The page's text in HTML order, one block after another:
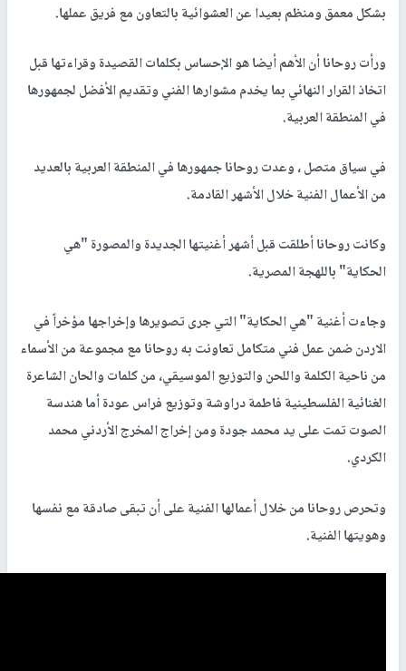
بشكل معمق ومنظم بعيدا عن العشوائية بالتعاون مع فريق عملها.
ورأت روحانا أن الأهم أيضا هو الإحساس بكلمات القصيدة وقراءتها قبل
اتخاذ القرار النهائي بما يخدم مشوارها الفني وتقديم الأفضل لجمهورها
في المنطقة العربية.
في سياق متصل ، وعدت روحانا جمهورها في المنطقة العربية بالعديد
من الأعمال الفنية خلال الأشهر القادمة.
وكانت روحانا أطلقت قبل أشهر أغنيتها الجديدة والمصورة "هي
الحكاية" باللهجة المصرية.
وجاءت أغنية "هي الحكاية" التي جرى تصويرها وإخراجها مؤخراً في
الاردن ضمن عمل فني متكامل تعاونت به روحانا مع مجموعة من الأسماء
من ناحية الكلمة واللحن والتوزيع الموسيقي، من كلمات والحان الشاعرة
الغنائية الفلسطينية فاطمة دراوشة وتوزيع فراس عودة أما هندسة
الصوت تمت على يد محمد جودة ومن إخراج المخرج الأردني محمد
الكردي.
وتحرص روحانا من خلال أعمالها الفنية على أن تبقى صادقة مع نفسها
وهويتها الفنية.